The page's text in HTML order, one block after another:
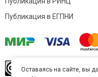
Публикация в ЕГПНИ
Оставаясь на сайте, вы